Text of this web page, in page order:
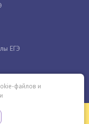
ЕГЭ
файлов и
и